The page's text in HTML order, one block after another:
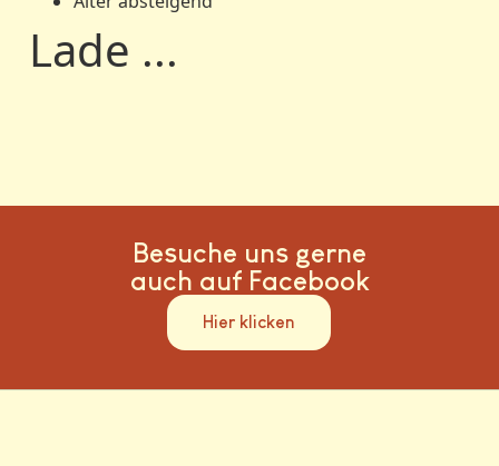
Lade ...
Besuche uns gerne
auch auf Facebook
Hier klicken